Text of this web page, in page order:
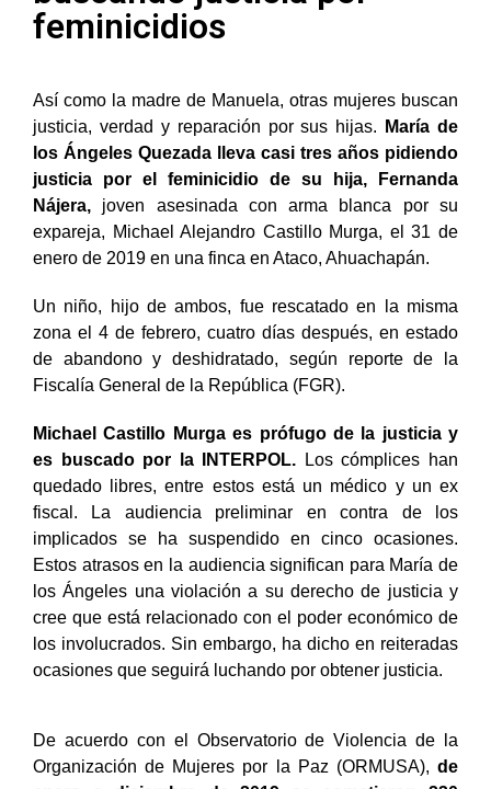
feminicidios
Así como la madre de Manuela, otras mujeres buscan
justicia, verdad y reparación por sus hijas. María de
los Ángeles Quezada lleva casi tres años pidiendo
justicia por el feminicidio de su hija, Fernanda
Nájera, joven asesinada con arma blanca por su
expareja, Michael Alejandro Castillo Murga, el 31 de
enero de 2019 en una finca en Ataco, Ahuachapán.
Un niño, hijo de ambos, fue rescatado en la misma
zona el 4 de febrero, cuatro días después, en estado
de abandono y deshidratado, según reporte de la
Fiscalía General de la República (FGR).
Michael Castillo Murga es prófugo de la justicia y
es buscado por la INTERPOL. Los cómplices han
quedado libres, entre estos está un médico y un ex
fiscal. La audiencia preliminar en contra de los
implicados se ha suspendido en cinco ocasiones.
Estos atrasos en la audiencia significan para María de
los Ángeles una violación a su derecho de justicia y
cree que está relacionado con el poder económico de
los involucrados. Sin embargo, ha dicho en reiteradas
ocasiones que seguirá luchando por obtener justicia.
De acuerdo con el Observatorio de Violencia de la
Organización de Mujeres por la Paz (ORMUSA), de